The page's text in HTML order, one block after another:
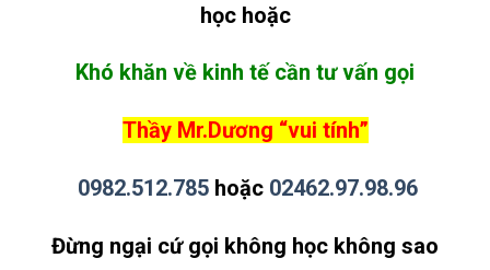
học hoặc
Khó khăn về kinh tế cần tư vấn gọi
Thầy Mr.Dương “vui tính”
0982.512.785 hoặc 02462.97.98.96
Đừng ngại cứ gọi không học không sao